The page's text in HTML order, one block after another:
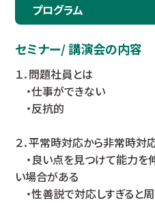
プログラム
セミナー/ 講演会の内容
１．問題社員とは
・仕事ができない
・反抗的
２．平常時対応から非常時対
・良い点を見つけて能力を
い場合がある
・性善説で対応しすぎると